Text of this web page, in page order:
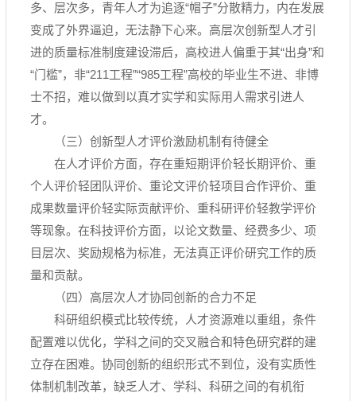
多、层次多，青年人才为追逐“帽子”分散精力，内在发展
变成了外界逼迫，无法静下心来。高层次创新型人才引
进的质量标准制度建设滞后，高校进人偏重于其“出身”和
“门槛”，非“211工程”“985工程”高校的毕业生不进、非博
士不招，难以做到以真才实学和实际用人需求引进人
才。
（三）创新型人才评价激励机制有待健全
在人才评价方面，存在重短期评价轻长期评价、重
个人评价轻团队评价、重论文评价轻项目合作评价、重
成果数量评价轻实际贡献评价、重科研评价轻教学评价
等现象。在科技评价方面，以论文数量、经费多少、项
目层次、奖励规格为标准，无法真正评价研究工作的质
量和贡献。
（四）高层次人才协同创新的合力不足
科研组织模式比较传统，人才资源难以重组，条件
配置难以优化，学科之间的交叉融合和特色研究群的建
立存在困难。协同创新的组织形式不到位，没有实质性
体制机制改革，缺乏人才、学科、科研之间的有机衔